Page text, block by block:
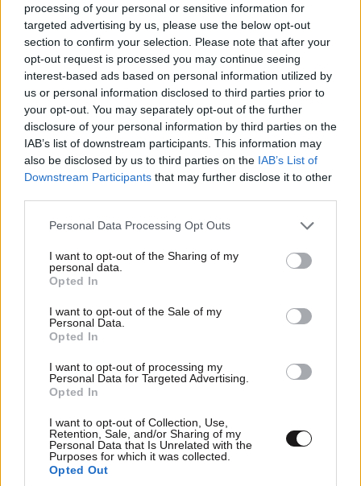
processing of your personal or sensitive information for
targeted advertising by us, please use the below opt-out
section to confirm your selection. Please note that after your
opt-out request is processed you may continue seeing
interest-based ads based on personal information utilized by
us or personal information disclosed to third parties prior to
your opt-out. You may separately opt-out of the further
disclosure of your personal information by third parties on the
IAB’s list of downstream participants. This information may
also be disclosed by us to third parties on the IAB’s List of
Downstream Participants that may further disclose it to other
Please note that this website/app uses one or more Google
not limited to your visit or usage behaviour. You may click to
grant or deny consent to Google and its third-party tags to
use your data for below specified purposes in below Google
consent section.
Personal Data Processing Opt Outs
I want to opt-out of the Sharing of my
personal data.
Opted In
I want to opt-out of the Sale of my
Personal Data.
Opted In
I want to opt-out of processing my
Personal Data for Targeted Advertising.
Opted In
I want to opt-out of Collection, Use,
Retention, Sale, and/or Sharing of my
Personal Data that Is Unrelated with the
Purposes for which it was collected.
Opted Out
Ιράν: Εξετάζει απαγόρευση διέλευσης
αμερικανικών και ισραηλινών πλοίων από τα
Στενά του Ορμούζ
Συρία: Δύο νεκροί και 13 τραυματίες από την
Ακολουθήστε τοNEWSBEASTστο
και μάθετε πρώτοι όλες τις ειδήσεις